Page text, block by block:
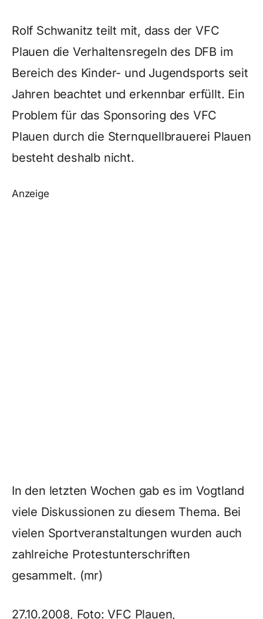
Rolf Schwanitz teilt mit, dass der VFC
Plauen die Verhaltensregeln des DFB im
Bereich des Kinder- und Jugendsports seit
Jahren beachtet und erkennbar erfüllt. Ein
Problem für das Sponsoring des VFC
Plauen durch die Sternquellbrauerei Plauen
besteht deshalb nicht.
Anzeige
In den letzten Wochen gab es im Vogtland
viele Diskussionen zu diesem Thema. Bei
vielen Sportveranstaltungen wurden auch
zahlreiche Protestunterschriften
gesammelt. (mr)
27.10.2008, Foto: VFC Plauen,